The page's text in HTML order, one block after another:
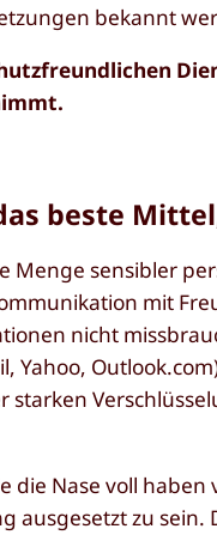
bekannt
beste
Menge sensibler
mit
nicht
Yahoo,
starken
die Nase voll
ausgesetzt zu sein.